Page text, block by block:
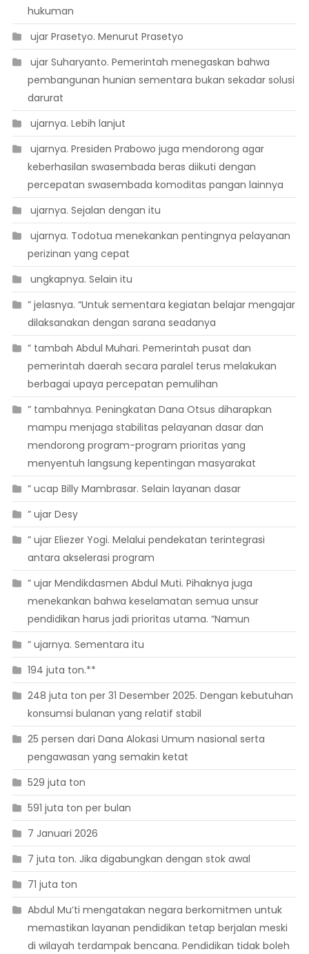
hukuman
 ujar Prasetyo. Menurut Prasetyo
 ujar Suharyanto. Pemerintah menegaskan bahwa
pembangunan hunian sementara bukan sekadar solusi
darurat
 ujarnya. Lebih lanjut
 ujarnya. Presiden Prabowo juga mendorong agar
keberhasilan swasembada beras diikuti dengan
percepatan swasembada komoditas pangan lainnya
 ujarnya. Sejalan dengan itu
 ujarnya. Todotua menekankan pentingnya pelayanan
perizinan yang cepat
 ungkapnya. Selain itu
” jelasnya. “Untuk sementara kegiatan belajar mengajar
dilaksanakan dengan sarana seadanya
” tambah Abdul Muhari. Pemerintah pusat dan
pemerintah daerah secara paralel terus melakukan
berbagai upaya percepatan pemulihan
” tambahnya. Peningkatan Dana Otsus diharapkan
mampu menjaga stabilitas pelayanan dasar dan
mendorong program-program prioritas yang
menyentuh langsung kepentingan masyarakat
” ucap Billy Mambrasar. Selain layanan dasar
” ujar Desy
” ujar Eliezer Yogi. Melalui pendekatan terintegrasi
antara akselerasi program
” ujar Mendikdasmen Abdul Muti. Pihaknya juga
menekankan bahwa keselamatan semua unsur
pendidikan harus jadi prioritas utama. “Namun
” ujarnya. Sementara itu
194 juta ton.**
248 juta ton per 31 Desember 2025. Dengan kebutuhan
konsumsi bulanan yang relatif stabil
25 persen dari Dana Alokasi Umum nasional serta
pengawasan yang semakin ketat
529 juta ton
591 juta ton per bulan
7 Januari 2026
7 juta ton. Jika digabungkan dengan stok awal
71 juta ton
Abdul Mu’ti mengatakan negara berkomitmen untuk
memastikan layanan pendidikan tetap berjalan meski
di wilayah terdampak bencana. Pendidikan tidak boleh